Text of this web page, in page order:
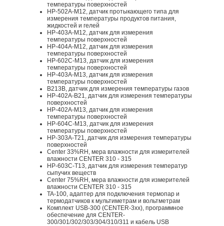
температуры поверхностей
HP-502A-M12, датчик протыкающего типа для
измерения температуры продуктов питания,
жидкостей и гелей
HP-403A-M12, датчик для измерения
температуры поверхностей
HP-404A-M12, датчик для измерения
температуры поверхностей
HP-602C-M13, датчик для измерения
температуры поверхностей
HP-403A-M13, датчик для измерения
температуры поверхностей
B213B, датчик для измерения температуры газов
HP-402A-B21, датчик для измерения температуры
поверхностей
HP-402A-M13, датчик для измерения
температуры поверхностей
HP-604C-M13, датчик для измерения
температуры поверхностей
HP-303A-T21, датчик для измерения температуры
поверхностей
Center 33%RH, мера влажности для измерителей
влажности CENTER 310 - 315
HP-603C-T13, датчик для измерения температур
сыпучих веществ
Center 75%RH, мера влажности для измерителей
влажности CENTER 310 - 315
TA-100, адаптер для подключения термопар и
термодатчиков к мультиметрам и вольтметрам
Комплект USB-300 (CENTER-3xx), программное
обеспечение для CENTER-
300/301/302/303/304/310/311 и кабель USB